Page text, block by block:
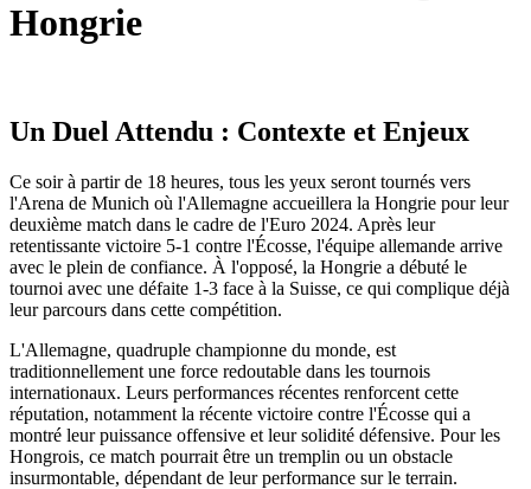
Hongrie
Un Duel Attendu : Contexte et Enjeux
Ce soir à partir de 18 heures, tous les yeux seront tournés vers
l'Arena de Munich où l'Allemagne accueillera la Hongrie pour leur
deuxième match dans le cadre de l'Euro 2024. Après leur
retentissante victoire 5-1 contre l'Écosse, l'équipe allemande arrive
avec le plein de confiance. À l'opposé, la Hongrie a débuté le
tournoi avec une défaite 1-3 face à la Suisse, ce qui complique déjà
leur parcours dans cette compétition.
L'Allemagne, quadruple championne du monde, est
traditionnellement une force redoutable dans les tournois
internationaux. Leurs performances récentes renforcent cette
réputation, notamment la récente victoire contre l'Écosse qui a
montré leur puissance offensive et leur solidité défensive. Pour les
Hongrois, ce match pourrait être un tremplin ou un obstacle
insurmontable, dépendant de leur performance sur le terrain.